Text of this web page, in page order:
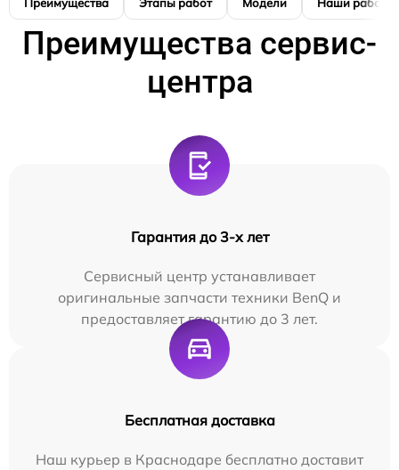
Преимущества сервис-
центра
Гарантия до 3-х лет
Сервисный центр устанавливает
оригинальные запчасти техники BenQ и
предоставляет гарантию до 3 лет.
Бесплатная доставка
Наш курьер в Краснодаре бесплатно доставит